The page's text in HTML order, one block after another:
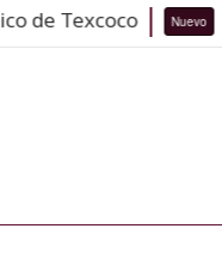
Texcoco Nuevo